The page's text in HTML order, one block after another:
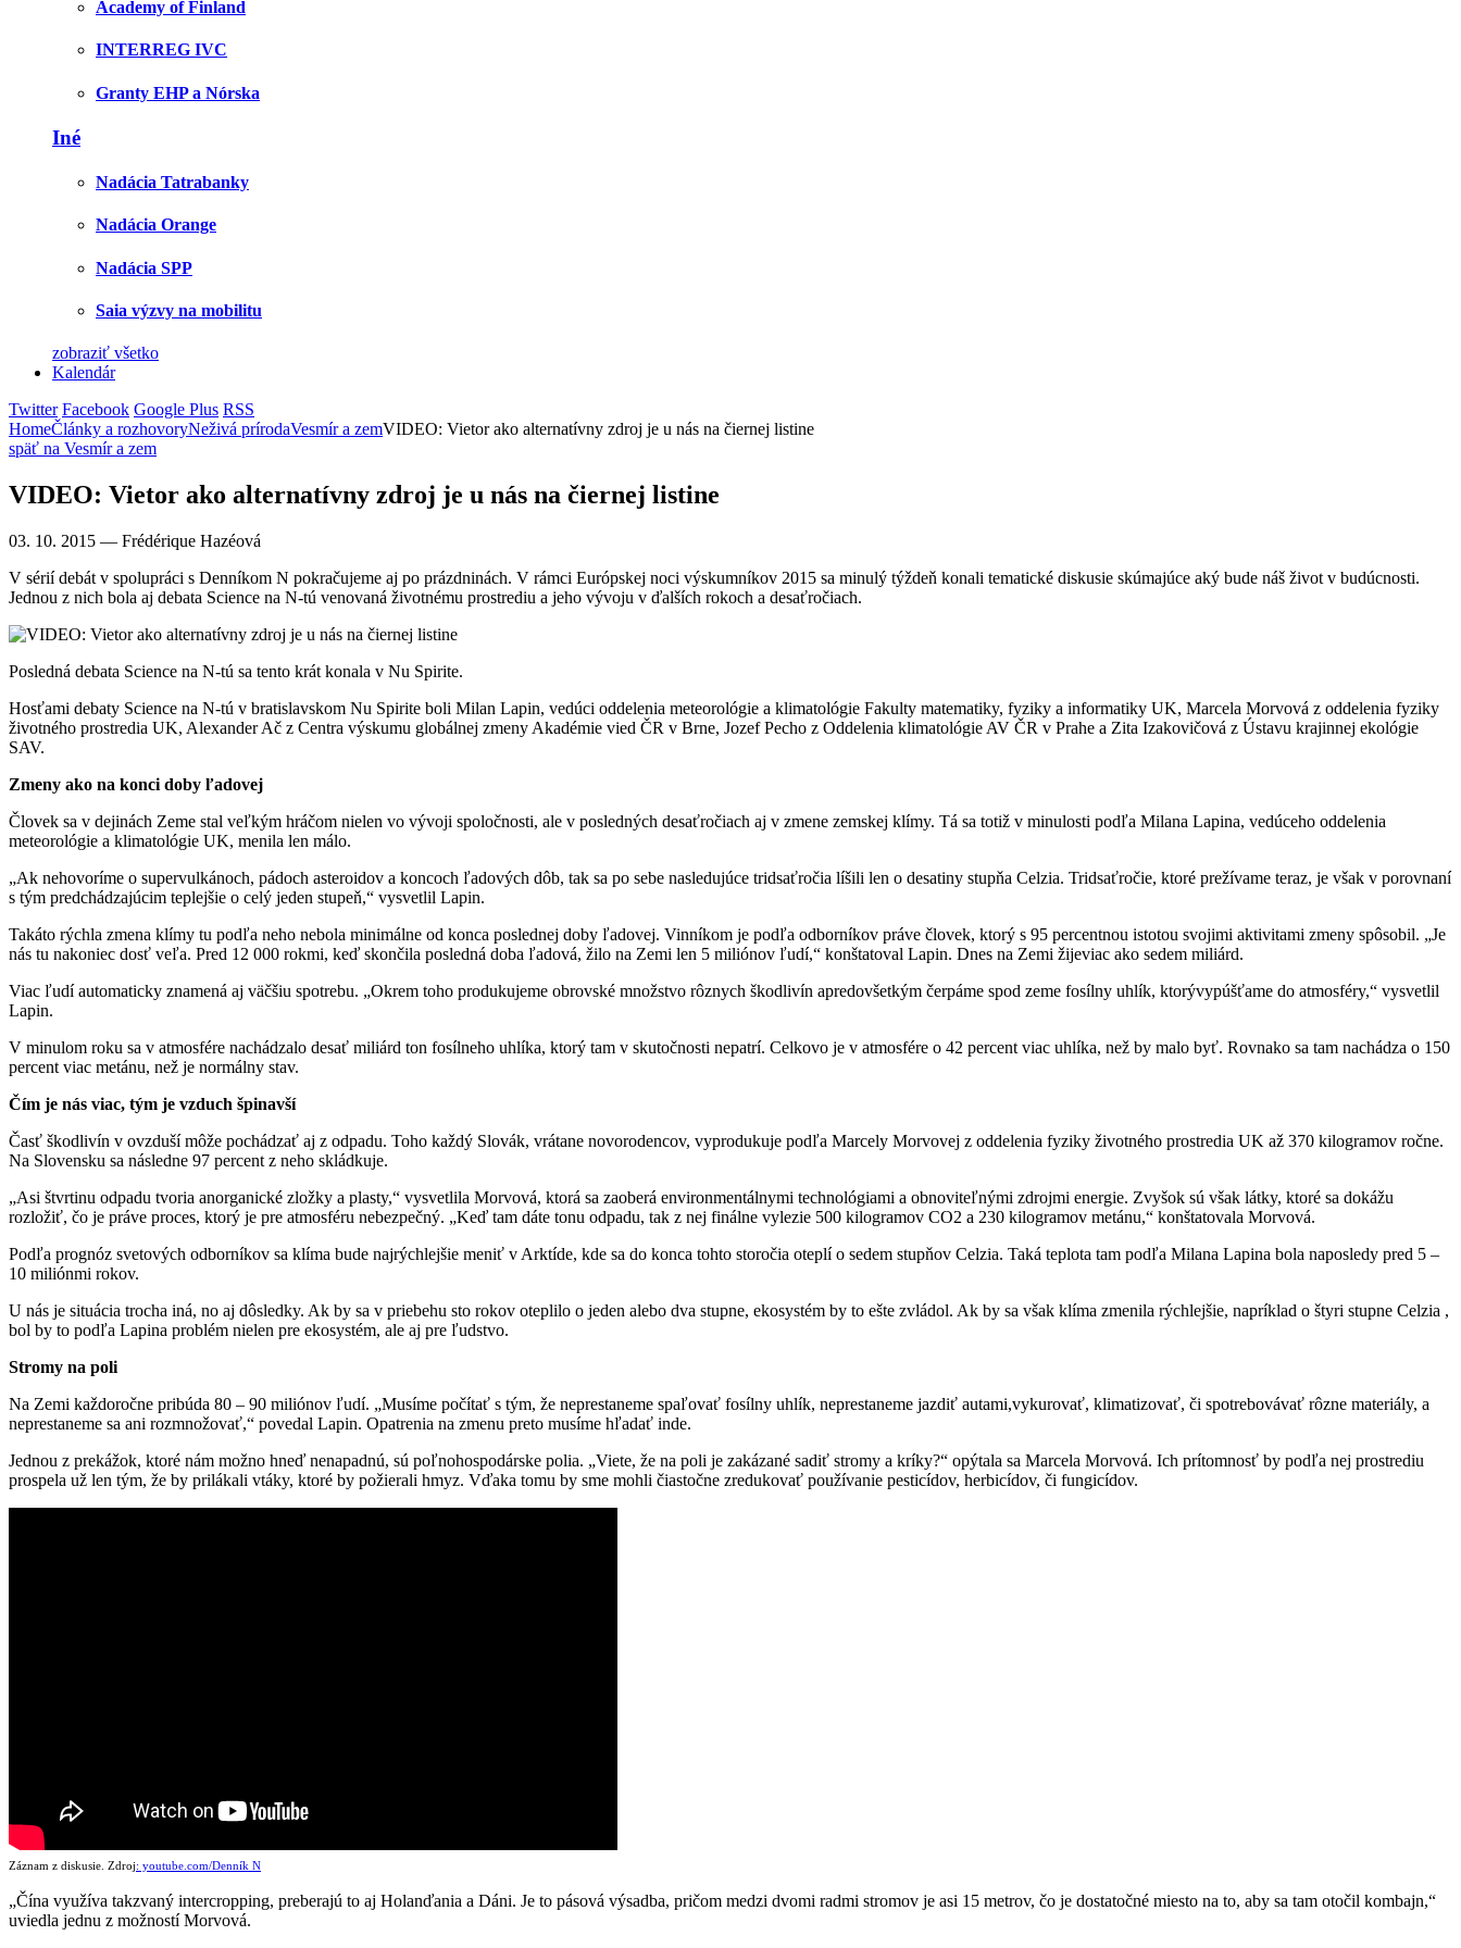
Academy of Finland
INTERREG IVC
Granty EHP a Nórska
Iné
Nadácia Tatrabanky
Nadácia Orange
Nadácia SPP
Saia výzvy na mobilitu
zobraziť všetko
Kalendár
Twitter Facebook Google Plus RSS
HomeČlánky a rozhovoryNeživá prírodaVesmír a zemVIDEO: Vietor ako alternatívny zdroj je u nás na čiernej listine
späť na Vesmír a zem
VIDEO: Vietor ako alternatívny zdroj je u nás na čiernej listine
03. 10. 2015 — Frédérique Hazéová
V sérií debát v spolupráci s Denníkom N pokračujeme aj po prázdninách. V rámci Európskej noci výskumníkov 2015 sa minulý týždeň konali tematické diskusie skúmajúce aký bude náš život v budúcnosti.
Jednou z nich bola aj debata Science na N-tú venovaná životnému prostrediu a jeho vývoju v ďalších rokoch a desaťročiach.
Posledná debata Science na N-tú sa tento krát konala v Nu Spirite.
Hosťami debaty Science na N-tú v bratislavskom Nu Spirite boli Milan Lapin, vedúci oddelenia meteorológie a klimatológie Fakulty matematiky, fyziky a informatiky UK, Marcela Morvová z oddelenia fyziky
životného prostredia UK, Alexander Ač z Centra výskumu globálnej zmeny Akadémie vied ČR v Brne, Jozef Pecho z Oddelenia klimatológie AV ČR v Prahe a Zita Izakovičová z Ústavu krajinnej ekológie
SAV.
Zmeny ako na konci doby ľadovej
Človek sa v dejinách Zeme stal veľkým hráčom nielen vo vývoji spoločnosti, ale v posledných desaťročiach aj v zmene zemskej klímy. Tá sa totiž v minulosti podľa Milana Lapina, vedúceho oddelenia
meteorológie a klimatológie UK, menila len málo.
„Ak nehovoríme o supervulkánoch, pádoch asteroidov a koncoch ľadových dôb, tak sa po sebe nasledujúce tridsaťročia líšili len o desatiny stupňa Celzia. Tridsaťročie, ktoré prežívame teraz, je však v porovnaní
s tým predchádzajúcim teplejšie o celý jeden stupeň,“ vysvetlil Lapin.
Takáto rýchla zmena klímy tu podľa neho nebola minimálne od konca poslednej doby ľadovej. Vinníkom je podľa odborníkov práve človek, ktorý s 95 percentnou istotou svojimi aktivitami zmeny spôsobil. „Je
nás tu nakoniec dosť veľa. Pred 12 000 rokmi, keď skončila posledná doba ľadová, žilo na Zemi len 5 miliónov ľudí,“ konštatoval Lapin. Dnes na Zemi žijeviac ako sedem miliárd.
Viac ľudí automaticky znamená aj väčšiu spotrebu. „Okrem toho produkujeme obrovské množstvo rôznych škodlivín apredovšetkým čerpáme spod zeme fosílny uhlík, ktorývypúšťame do atmosféry,“ vysvetlil
Lapin.
V minulom roku sa v atmosfére nachádzalo desať miliárd ton fosílneho uhlíka, ktorý tam v skutočnosti nepatrí. Celkovo je v atmosfére o 42 percent viac uhlíka, než by malo byť. Rovnako sa tam nachádza o 150
percent viac metánu, než je normálny stav.
Čím je nás viac, tým je vzduch špinavší
Časť škodlivín v ovzduší môže pochádzať aj z odpadu. Toho každý Slovák, vrátane novorodencov, vyprodukuje podľa Marcely Morvovej z oddelenia fyziky životného prostredia UK až 370 kilogramov ročne.
Na Slovensku sa následne 97 percent z neho skládkuje.
„Asi štvrtinu odpadu tvoria anorganické zložky a plasty,“ vysvetlila Morvová, ktorá sa zaoberá environmentálnymi technológiami a obnoviteľnými zdrojmi energie. Zvyšok sú však látky, ktoré sa dokážu
rozložiť, čo je práve proces, ktorý je pre atmosféru nebezpečný. „Keď tam dáte tonu odpadu, tak z nej finálne vylezie 500 kilogramov CO2 a 230 kilogramov metánu,“ konštatovala Morvová.
Podľa prognóz svetových odborníkov sa klíma bude najrýchlejšie meniť v Arktíde, kde sa do konca tohto storočia oteplí o sedem stupňov Celzia. Taká teplota tam podľa Milana Lapina bola naposledy pred 5 –
10 miliónmi rokov.
U nás je situácia trocha iná, no aj dôsledky. Ak by sa v priebehu sto rokov oteplilo o jeden alebo dva stupne, ekosystém by to ešte zvládol. Ak by sa však klíma zmenila rýchlejšie, napríklad o štyri stupne Celzia ,
bol by to podľa Lapina problém nielen pre ekosystém, ale aj pre ľudstvo.
Stromy na poli
Na Zemi každoročne pribúda 80 – 90 miliónov ľudí. „Musíme počítať s tým, že neprestaneme spaľovať fosílny uhlík, neprestaneme jazdiť autami,vykurovať, klimatizovať, či spotrebovávať rôzne materiály, a
neprestaneme sa ani rozmnožovať,“ povedal Lapin. Opatrenia na zmenu preto musíme hľadať inde.
Jednou z prekážok, ktoré nám možno hneď nenapadnú, sú poľnohospodárske polia. „Viete, že na poli je zakázané sadiť stromy a kríky?“ opýtala sa Marcela Morvová. Ich prítomnosť by podľa nej prostrediu
prospela už len tým, že by prilákali vtáky, ktoré by požierali hmyz. Vďaka tomu by sme mohli čiastočne zredukovať používanie pesticídov, herbicídov, či fungicídov.
Záznam z diskusie. Zdroj: youtube.com/Denník N
„Čína využíva takzvaný intercropping, preberajú to aj Holanďania a Dáni. Je to pásová výsadba, pričom medzi dvomi radmi stromov je asi 15 metrov, čo je dostatočné miesto na to, aby sa tam otočil kombajn,“
uviedla jednu z možností Morvová.